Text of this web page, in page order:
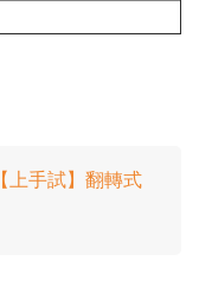
上手試】翻轉式